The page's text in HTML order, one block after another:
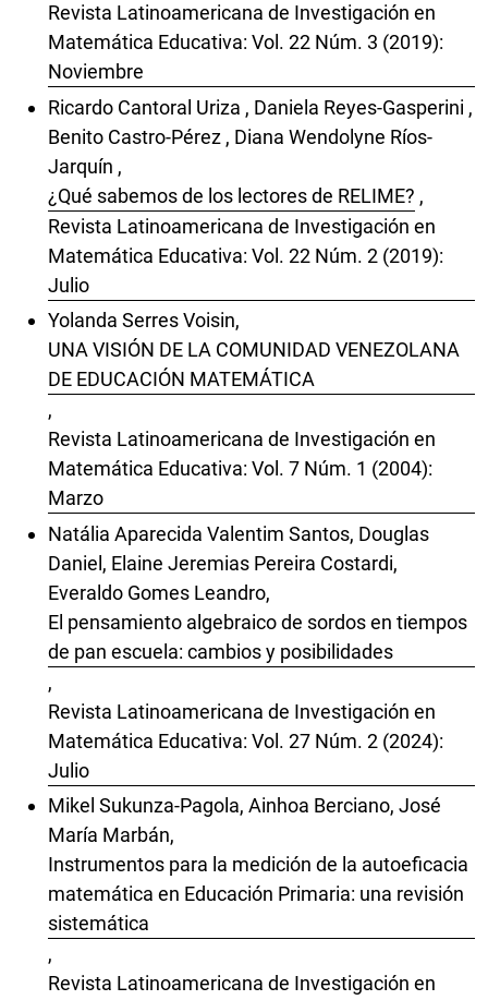
Revista Latinoamericana de Investigación en
Matemática Educativa: Vol. 22 Núm. 3 (2019):
Noviembre
Ricardo Cantoral Uriza , Daniela Reyes-Gasperini ,
Benito Castro-Pérez , Diana Wendolyne Ríos-
Jarquín ,
¿Qué sabemos de los lectores de RELIME? ,
Revista Latinoamericana de Investigación en
Matemática Educativa: Vol. 22 Núm. 2 (2019):
Julio
Yolanda Serres Voisin,
UNA VISIÓN DE LA COMUNIDAD VENEZOLANA
DE EDUCACIÓN MATEMÁTICA
,
Revista Latinoamericana de Investigación en
Matemática Educativa: Vol. 7 Núm. 1 (2004):
Marzo
Natália Aparecida Valentim Santos, Douglas
Daniel, Elaine Jeremias Pereira Costardi,
Everaldo Gomes Leandro,
El pensamiento algebraico de sordos en tiempos
de pan escuela: cambios y posibilidades
,
Revista Latinoamericana de Investigación en
Matemática Educativa: Vol. 27 Núm. 2 (2024):
Julio
Mikel Sukunza-Pagola, Ainhoa Berciano, José
María Marbán,
Instrumentos para la medición de la autoeficacia
matemática en Educación Primaria: una revisión
sistemática
,
Revista Latinoamericana de Investigación en